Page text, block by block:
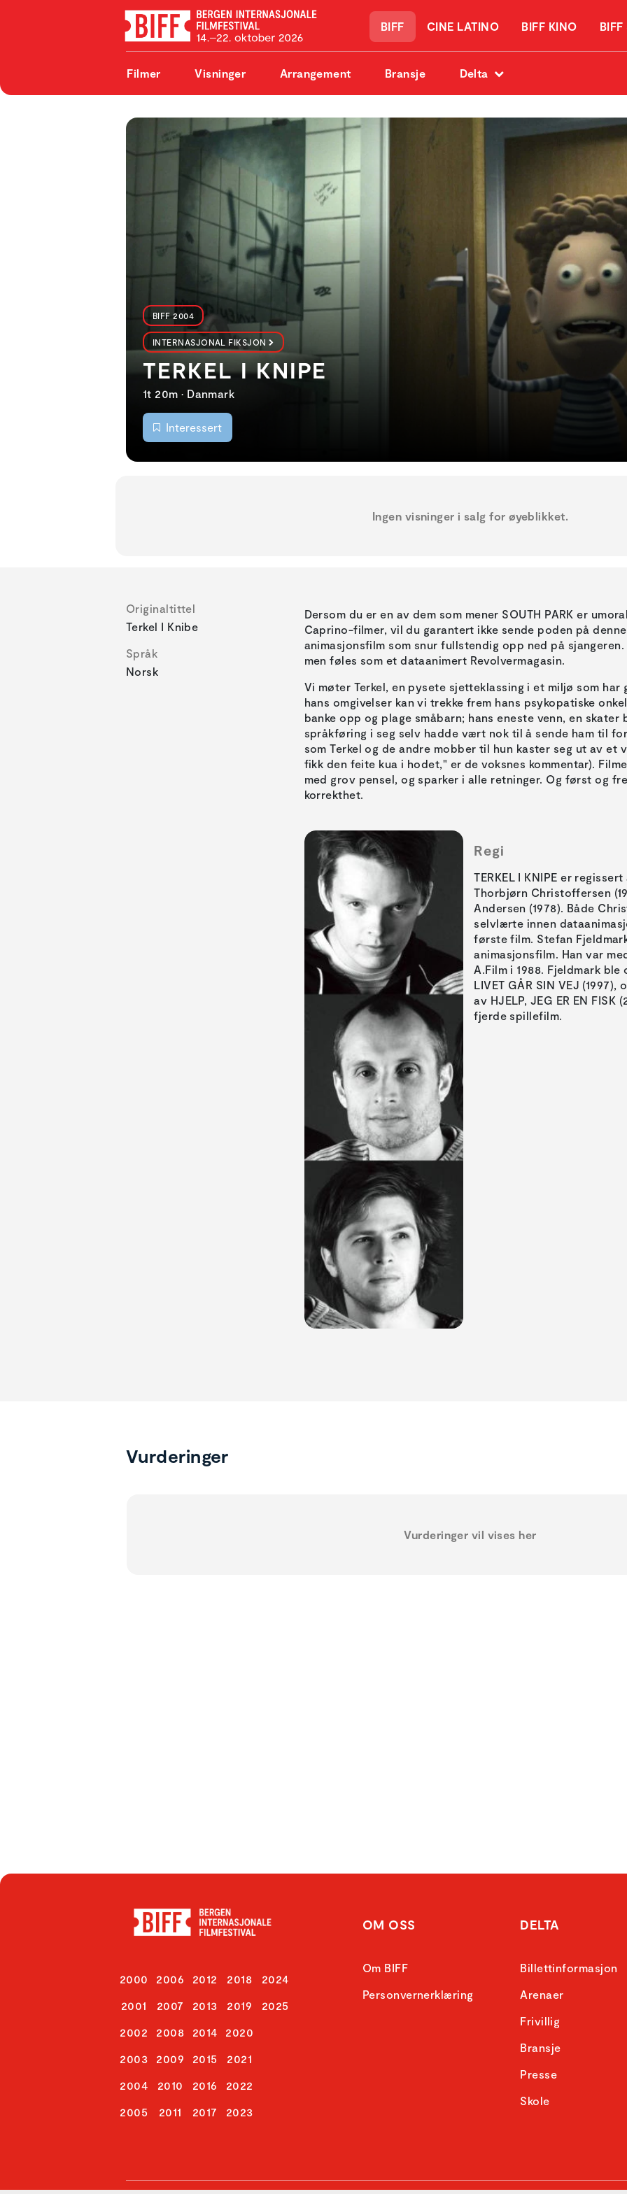
BIFF CINE LATINO BIFF KINO BIFF
Filmer Visninger Arrangement Bransje Delta
BIFF 2004
INTERNASJONAL FIKSJON
TERKEL I KNIPE
1t 20m • Danmark
Interessert
Ingen visninger i salg for øyeblikket.
Originaltittel
Terkel I Knibe
Språk
Norsk
Dersom du er en av dem som mener SOUTH PARK er
Caprino-filmer, vil du garantert ikke sende poden på
animasjonsfilm som snur fullstendig opp ned på
men føles som et dataanimert Revolvermagasin.
Vi møter Terkel, en pysete sjetteklassing i et miljø som
hans omgivelser kan vi trekke frem hans psykopatiske
banke opp og plage småbarn; hans eneste venn, en
språkføring i seg selv hadde vært nok til å sende ham til
som Terkel og de andre mobber til hun kaster seg ut av et
fikk den feite kua i hodet," er de voksnes kommentar).
med grov pensel, og sparker i alle retninger. Og først og
korrekthet.
Regi
TERKEL I KNIPE er
Thorbjørn Christoffersen
Andersen (1978). Både
selvlærte innen
første film. Stefan
animasjonsfilm. Han var
A.Film i 1988. Fjeldmark
LIVET GÅR SIN VEJ
av HJELP, JEG ER EN FISK
fjerde spillefilm.
Vurderinger
Vurderinger vil vises her
2000
2001
2002
2003
2004
2005
2006
2007
2008
2009
2010
2011
2012
2013
2014
2015
2016
2017
2018
2019
2020
2021
2022
2023
2024
2025
OM OSS
Om BIFF
Personvernerklæring
DELTA
Billettinformasjon
Arenaer
Frivillig
Bransje
Presse
Skole